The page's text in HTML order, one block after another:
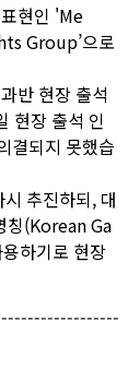
현인 'Me
Group’으로
반 현장 출석
현장 출석 인
결되지 못했습
추진하되, 대
칭(Korean Ga
하기로 현장